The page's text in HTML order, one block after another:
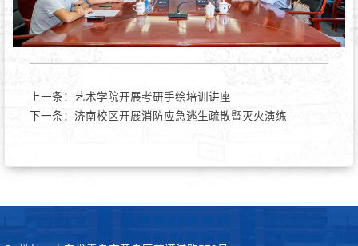
上一条： 艺术学院开展考研手绘培训讲座
下一条： 济南校区开展消防应急逃生疏散暨灭火演练